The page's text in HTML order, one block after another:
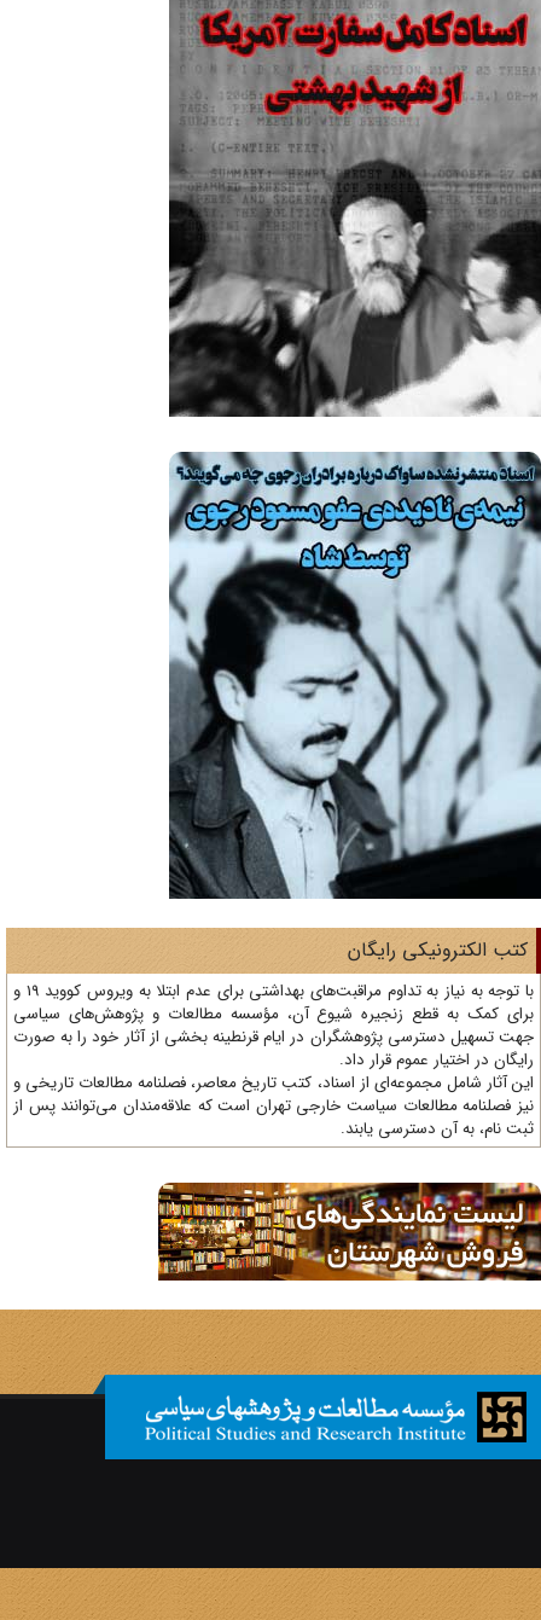
الکترونیکی رایگان
با توجه به نیاز به تداوم مراقبت‌های بهداشتی برای عدم ابتلا به ویروس کووید 19 و
کمک به قطع زنجیره شیوع آن، مؤسسه مطالعات و پژوهش‌های سیاسی
تسهیل دسترسی پژوهشگران در ایام قرنطینه بخشی از آثار خود را به صورت
در اختیار عموم قرار داد.
آثار شامل مجموعه‌ای از اسناد، کتب تاریخ معاصر، فصلنامه‌ مطالعات تاریخی و
فصلنامه مطالعات سیاست خارجی تهران است که علاقه‌مندان می‌توانند پس از
نام، به آن دسترسی یابند.